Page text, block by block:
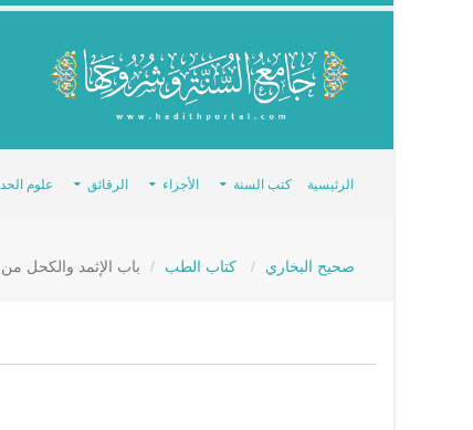
الرئيسية كتب السنة الأجزاء الرقائق علوم
صحيح البخاري كتاب الطب باب الإثمد والكحل من